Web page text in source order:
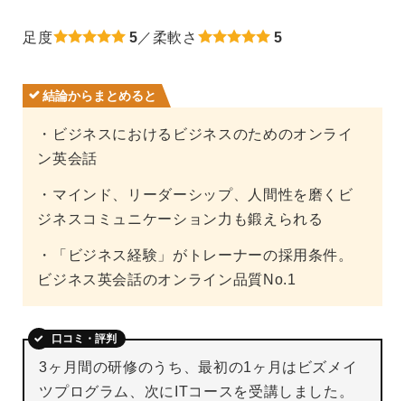
足度 5 ／柔軟さ 5
結論からまとめると
・ビジネスにおけるビジネスのためのオンライ
ン英会話
・マインド、リーダーシップ、人間性を磨くビ
ジネスコミュニケーション力も鍛えられる
・「ビジネス経験」がトレーナーの採用条件。
ビジネス英会話のオンライン品質No.1
口コミ・評判
3ヶ月間の研修のうち、最初の1ヶ月はビズメイ
ツプログラム、次にITコースを受講しました。